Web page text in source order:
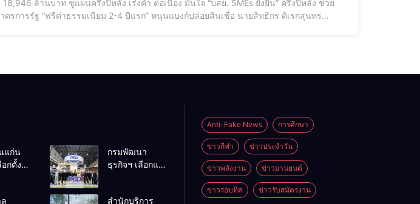
ล้านบาท ชูแผนครึ่งปีหลัง เร่งค้ำ ต่อเนื่อง มั่นใจ “บสย. SMEs ยั่งยืน” ครึ่งปีหลัง ช่วย
“ฟรีค่าธรรมเนียม 2-4 ปีแรก” หนุนแบงก์ปล่อยสินเชื่อ นายสิทธิกร ดิเรกสุนทร
แก่น
อกตั้ง
กรมพัฒนา
ธุรกิจฯ เลือกแฟ
สำนักบริการ
Anti-Fake News การศึกษา
ข่าวกีฬา ข่าวประจำวัน
ข่าวพลังงาน ข่าวยานยนต์
ข่าวรอบทิศ ข่าวรับสมัตรงาน